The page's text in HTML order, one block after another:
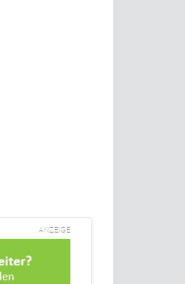
ANZEIGE